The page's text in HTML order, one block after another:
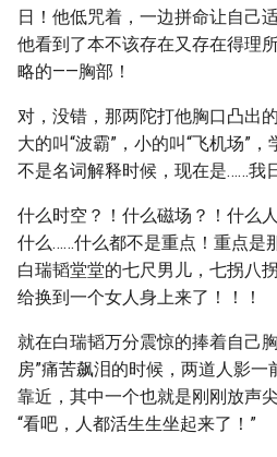
日！他低咒着，一边拼命让自己
他看到了本不该存在又存在得理
略的——胸部！
对，没错，那两陀打他胸口凸出
大的叫“波霸”，小的叫“飞机场”，
不是名词解释时候，现在是……我
什么时空？！什么磁场？！什么
什么……什么都不是重点！重点是
白瑞韬堂堂的七尺男儿，七拐八
给换到一个女人身上来了！！！
就在白瑞韬万分震惊的捧着自己
房”痛苦飙泪的时候，两道人影
靠近，其中一个也就是刚刚放声
“看吧，人都活生生坐起来了！”